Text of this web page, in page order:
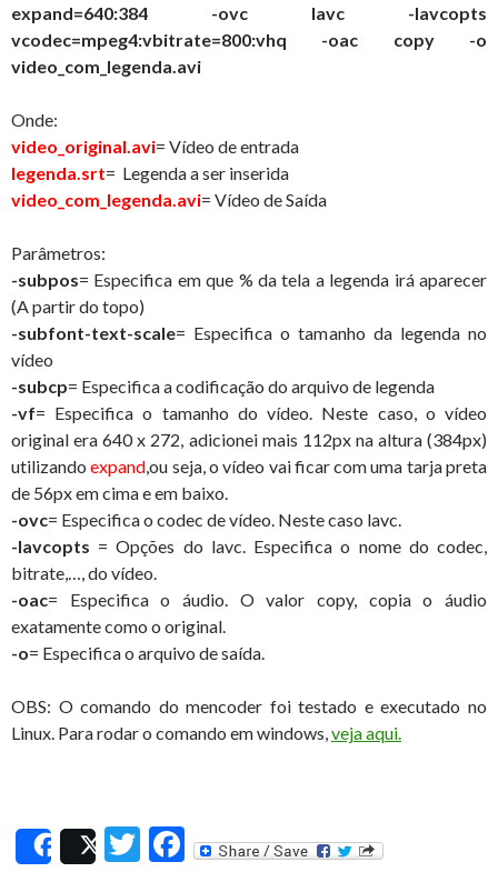
expand=640:384 -ovc lavc -lavcopts
vcodec=mpeg4:vbitrate=800:vhq -oac copy -o
video_com_legenda.avi
Onde:
video_original.avi= Vídeo de entrada
legenda.srt= Legenda a ser inserida
video_com_legenda.avi= Vídeo de Saída
Parâmetros:
-subpos= Especifica em que % da tela a legenda irá aparecer
(A partir do topo)
-subfont-text-scale= Especifica o tamanho da legenda no
vídeo
-subcp= Especifica a codificação do arquivo de legenda
-vf= Especifica o tamanho do vídeo. Neste caso, o vídeo
original era 640 x 272, adicionei mais 112px na altura (384px)
utilizandoexpand,ou seja, o vídeo vai ficar com uma tarja preta
de 56px em cima e em baixo.
-ovc= Especifica o codec de vídeo. Neste caso lavc.
-lavcopts = Opções do lavc. Especifica o nome do codec,
bitrate,…, do vídeo.
-oac= Especifica o áudio. O valor copy, copia o áudio
exatamente como o original.
-o= Especifica o arquivo de saída.
OBS: O comando do mencoder foi testado e executado no
Linux. Para rodar o comando em windows,veja aqui.
SharePostT
F